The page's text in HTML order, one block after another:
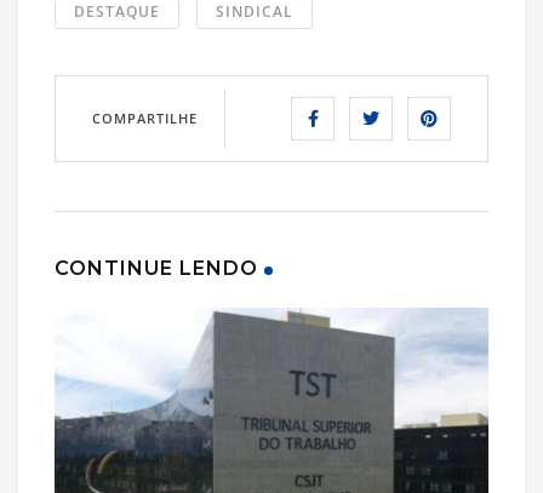
DESTAQUE SINDICAL
COMPARTILHE
CONTINUE LENDO